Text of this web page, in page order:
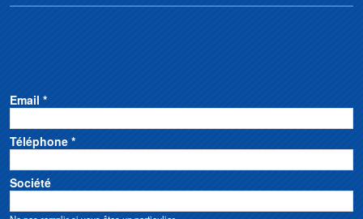
Email *
Téléphone *
Société